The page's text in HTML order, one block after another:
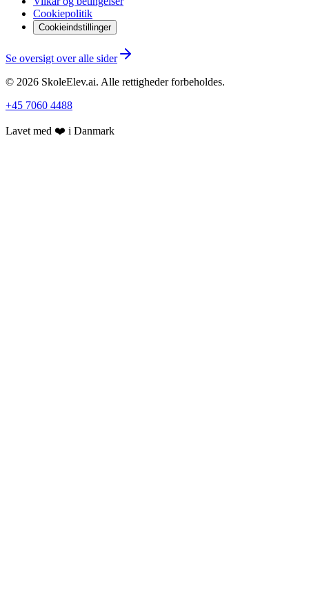
Cookiepolitik
Cookieindstillinger
Se oversigt over alle sider
© 2026 SkoleElev.ai. Alle rettigheder forbeholdes.
+45 7060 4488
Lavet med ❤️ i Danmark